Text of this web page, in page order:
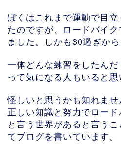
ぼくはこれまで運動で目
たのですが、ロードバイ
ました。しかも30過ぎから
一体どんな練習をしたんだ
って気になる人もいると思
怪しいと思うかも知れませ
正しい知識と努力でロード
と言う世界があると言う
てブログを書いています。